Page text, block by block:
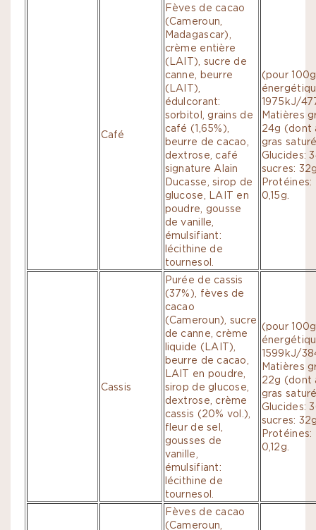
Café
Fèves de cacao
(Cameroun,
Madagascar),
crème entière
(LAIT), sucre de
canne, beurre
(LAIT),
édulcorant:
sorbitol, grains de
café (1,65%),
beurre de cacao,
dextrose, café
signature Alain
Ducasse, sirop de
glucose, LAIT en
poudre, gousse
de vanille,
émulsifiant:
lécithine de
tournesol.
(pour
1975kJ/
Matières
24g (dont
gras
Glucides:
sucres:
Protéines:
0,15g.
Cassis
Purée de cassis
(37%), fèves de
cacao
(Cameroun), sucre
de canne, crème
liquide (LAIT),
beurre de cacao,
LAIT en poudre,
sirop de glucose,
dextrose, crème
cassis (20% vol.),
fleur de sel,
gousses de
vanille,
émulsifiant:
lécithine de
tournesol.
(pour
1599kJ/
Matières
22g (dont
gras
Glucides:
sucres:
Protéines:
0,12g.
Fèves de cacao
(Cameroun,